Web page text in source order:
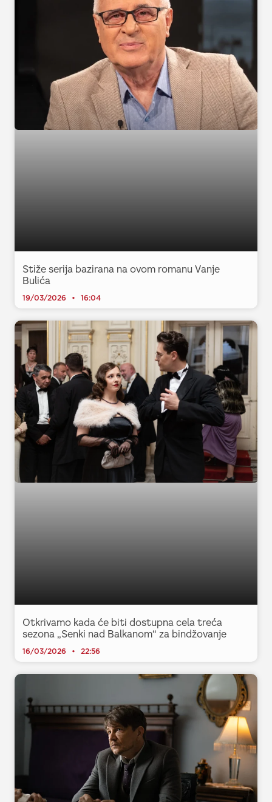
Stiže serija bazirana na ovom romanu Vanje
Bulića
19/03/2026 16:04
Otkrivamo kada će biti dostupna cela treća
sezona „Senki nad Balkanom“ za bindžovanje
16/03/2026 22:56